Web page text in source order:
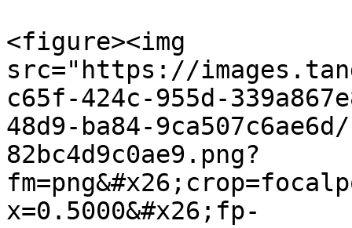
<figure><img
src="https://
c65f-424c-955d-
48d9-ba84-
82bc4d9c0ae9.png?
x=0.5000&#x26;fp-